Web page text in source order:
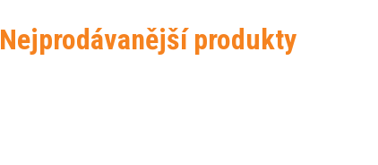
Nejprodávanější produkty